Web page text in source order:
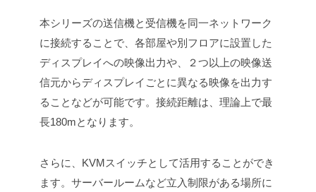
本シリーズの送信機と受信機を同一ネットワーク
に接続することで、各部屋や別フロアに設置した
ディスプレイへの映像出力や、２つ以上の映像送
信元からディスプレイごとに異なる映像を出力す
ることなどが可能です。接続距離は、理論上で最
長180mとなります。
さらに、KVMスイッチとして活用することができ
ます。サーバールームなど立入制限がある場所に